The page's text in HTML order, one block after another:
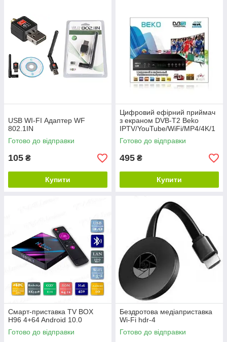
USB WI-FI Адаптер WF
802.1IN
Готово до відправки
105 ₴
Купити
Цифровий ефірний приймач
з екраном DVB-T2 Beko
IPTV/YouTube/WiFi/MP4/4K/1
080 T2-BK-2020
Готово до відправки
495 ₴
Купити
Смарт-приставка TV BOX
H96 4+64 Android 10.0
Готово до відправки
Бездротова медіаприставка
Wi-Fi hdr-4
Готово до відправки